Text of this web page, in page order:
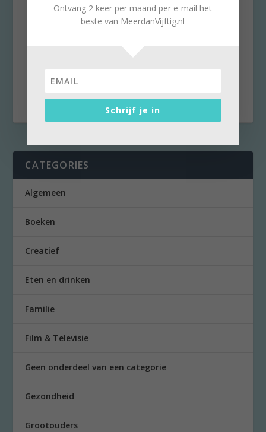
Zomer of winter: komt tijd,
komt raad!
CATEGORIES
Algemeen
Boeken
Creatief
Eten en drinken
Familie
Film & Televisie
Geen onderdeel van een categorie
Gezondheid
Grootouders
Ontvang 2 keer per maand per e-mail het
beste van MeerdanVijftig.nl
Schrijf je in